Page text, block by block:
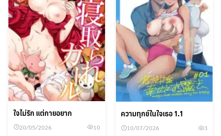
ใจไม่รัก แต่กายอยาก
20/05/2026 10
ความทุกข์ในใจเธอ 1.1
10/07/2026 3